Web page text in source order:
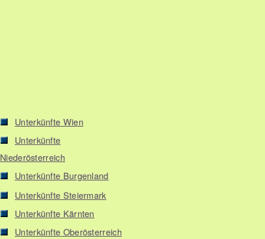
Unterkünfte Wien
Unterkünfte
Niederösterreich
Unterkünfte Burgenland
Unterkünfte Steiermark
Unterkünfte Kärnten
Unterkünfte Oberösterreich